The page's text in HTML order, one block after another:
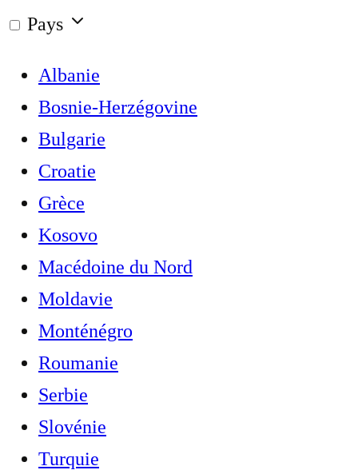
Pays
Albanie
Bosnie-Herzégovine
Bulgarie
Croatie
Grèce
Kosovo
Macédoine du Nord
Moldavie
Monténégro
Roumanie
Serbie
Slovénie
Turquie